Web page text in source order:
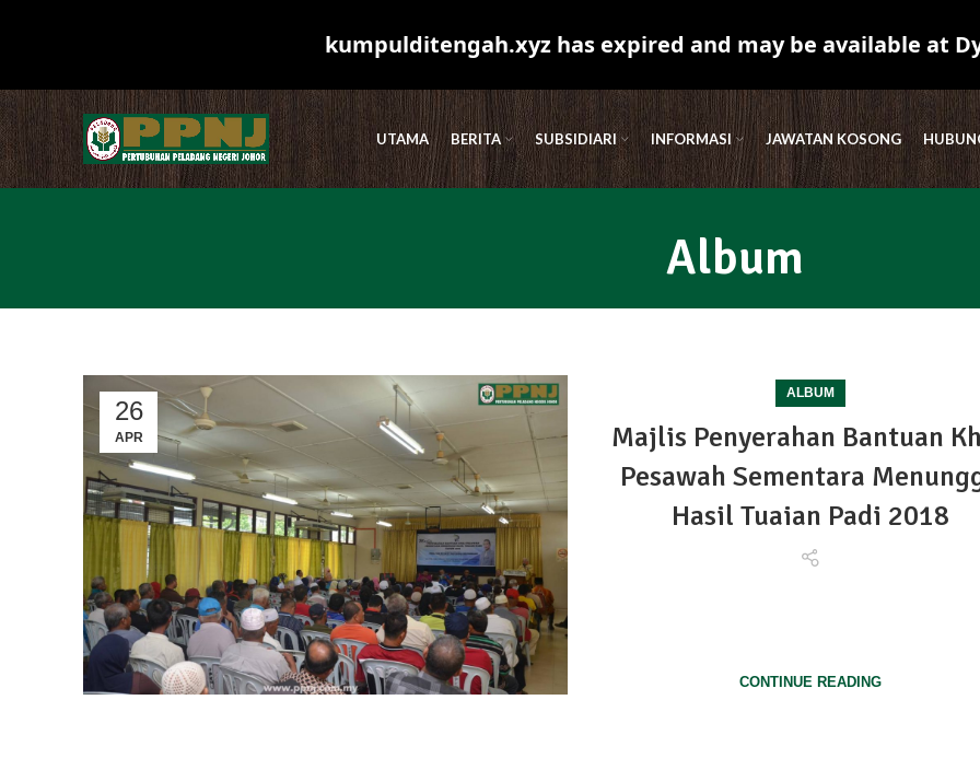
UTAMA BERITA SUBSIDIARI INFORMASI JAWATAN KOSONG
Album
26
APR
ALBUM
Majlis Penyerahan Bantuan
Pesawah Sementara
Hasil Tuaian Padi 2018
CONTINUE READING
kumpulditengah.xyz has expired and may be available at